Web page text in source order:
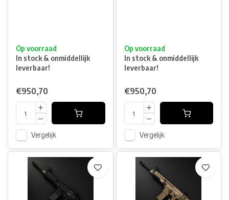
Op voorraad
In stock & onmiddellijk
leverbaar!
€950,70
Vergelijk
Op voorraad
In stock & onmiddellijk
leverbaar!
€950,70
Vergelijk